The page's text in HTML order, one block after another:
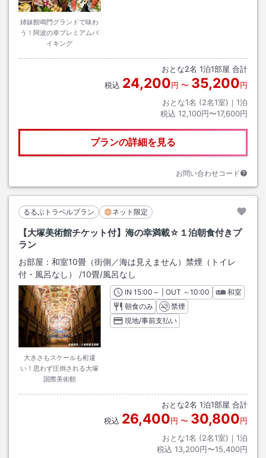
姉妹館鳴門グランドで味わ
う！阿波の幸プレミアムバ
イキング
おとな2名 1泊1部屋 合計
税込 24,200円 〜 35,200円
おとな1名 (2名1室)｜ 1泊
税込 12,100円〜17,600円
プランの詳細を見る
お問い合わせコード
るるぶトラベルプラン ネット限定
【大塚美術館チケット付】海の幸満載☆１泊朝食付きプ
ラン
お部屋： 和室10畳（街側／海は見えません）禁煙（トイレ
付・風呂なし）
/10畳/風呂なし
大きさもスケールも桁違
い！思わず圧倒される大塚
国際美術館
INチェックイン
15:00 ～ | OUT チェックアウト
～10:00
和室
朝食のみ
禁煙
現地/事前支払い
おとな2名 1泊1部屋 合計
税込 26,400円 〜 30,800円
おとな1名 (2名1室)｜ 1泊
税込 13,200円〜15,400円